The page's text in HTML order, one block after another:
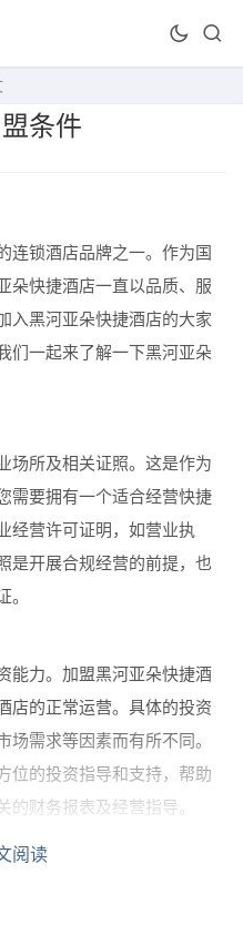
条件
连锁酒店品牌之一。作为国
朵快捷酒店一直以品质、服
入黑河亚朵快捷酒店的大家
们一起来了解一下黑河亚朵
场所及相关证照。这是作为
需要拥有一个适合经营快捷
经营许可证明，如营业执
是开展合规经营的前提，也
。
能力。加盟黑河亚朵快捷酒
店的正常运营。具体的投资
需求等因素而有所不同。
位的投资指导和支持，帮助
的财务报表及经营指导。
阅读